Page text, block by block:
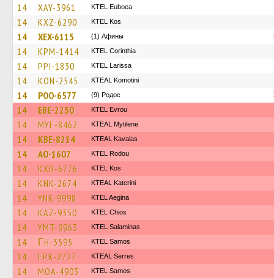
14 XAY-3961 ΚΤΕL Euboea
14 KXZ-6290 KTEL Kos
14 XEX-6115 (1) Афины
14 KPM-1414 KTEL Corinthia
14 PPI-1830 KTEL Larissa
14 KON-2545 KTEAL Komotini
14 POO-6577 (9) Родос
14 EBE-2250 KTEL Evrou
14 MYE-8462 KTEAL Mytilene
14 KBE-8214 KTEAL Kavalas
14 AO-1607 ΚΤΕL Rodou
14 KXB-6776 KTEL Kos
14 KNK-2674 KTEAL Katerini
14 YNK-9998 KTEL Aegina
14 KAZ-9350 KTEL Chios
14 YMT-9963 KTEL Salaminas
14 ΓH-3595 KTEL Samos
14 EPK-2727 KTEAL Serres
14 MOA-4903 KTEL Samos